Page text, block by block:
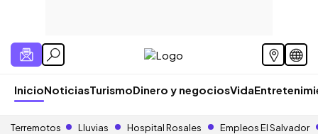
InicioNoticiasTurismoDinero y negociosVida
Terremotos Lluvias Hospital Rosales Empleos El Salvador